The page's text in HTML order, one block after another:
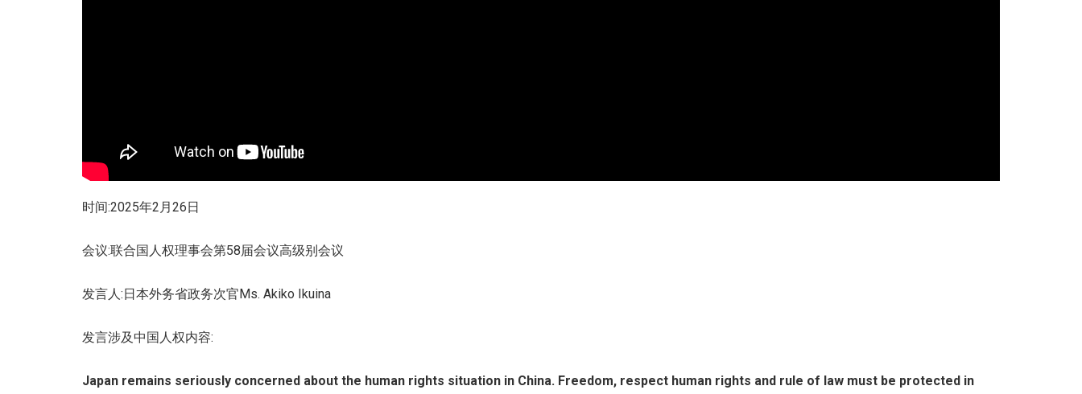
时间:2025年2月26日
会议:联合国人权理事会第58届会议高级别会议
发言人:日本外务省政务次官Ms. Akiko Ikuina
发言涉及中国人权内容:
Japan remains seriously concerned about the human rights situation in China. Freedom, respect human rights and rule of law must be protected in